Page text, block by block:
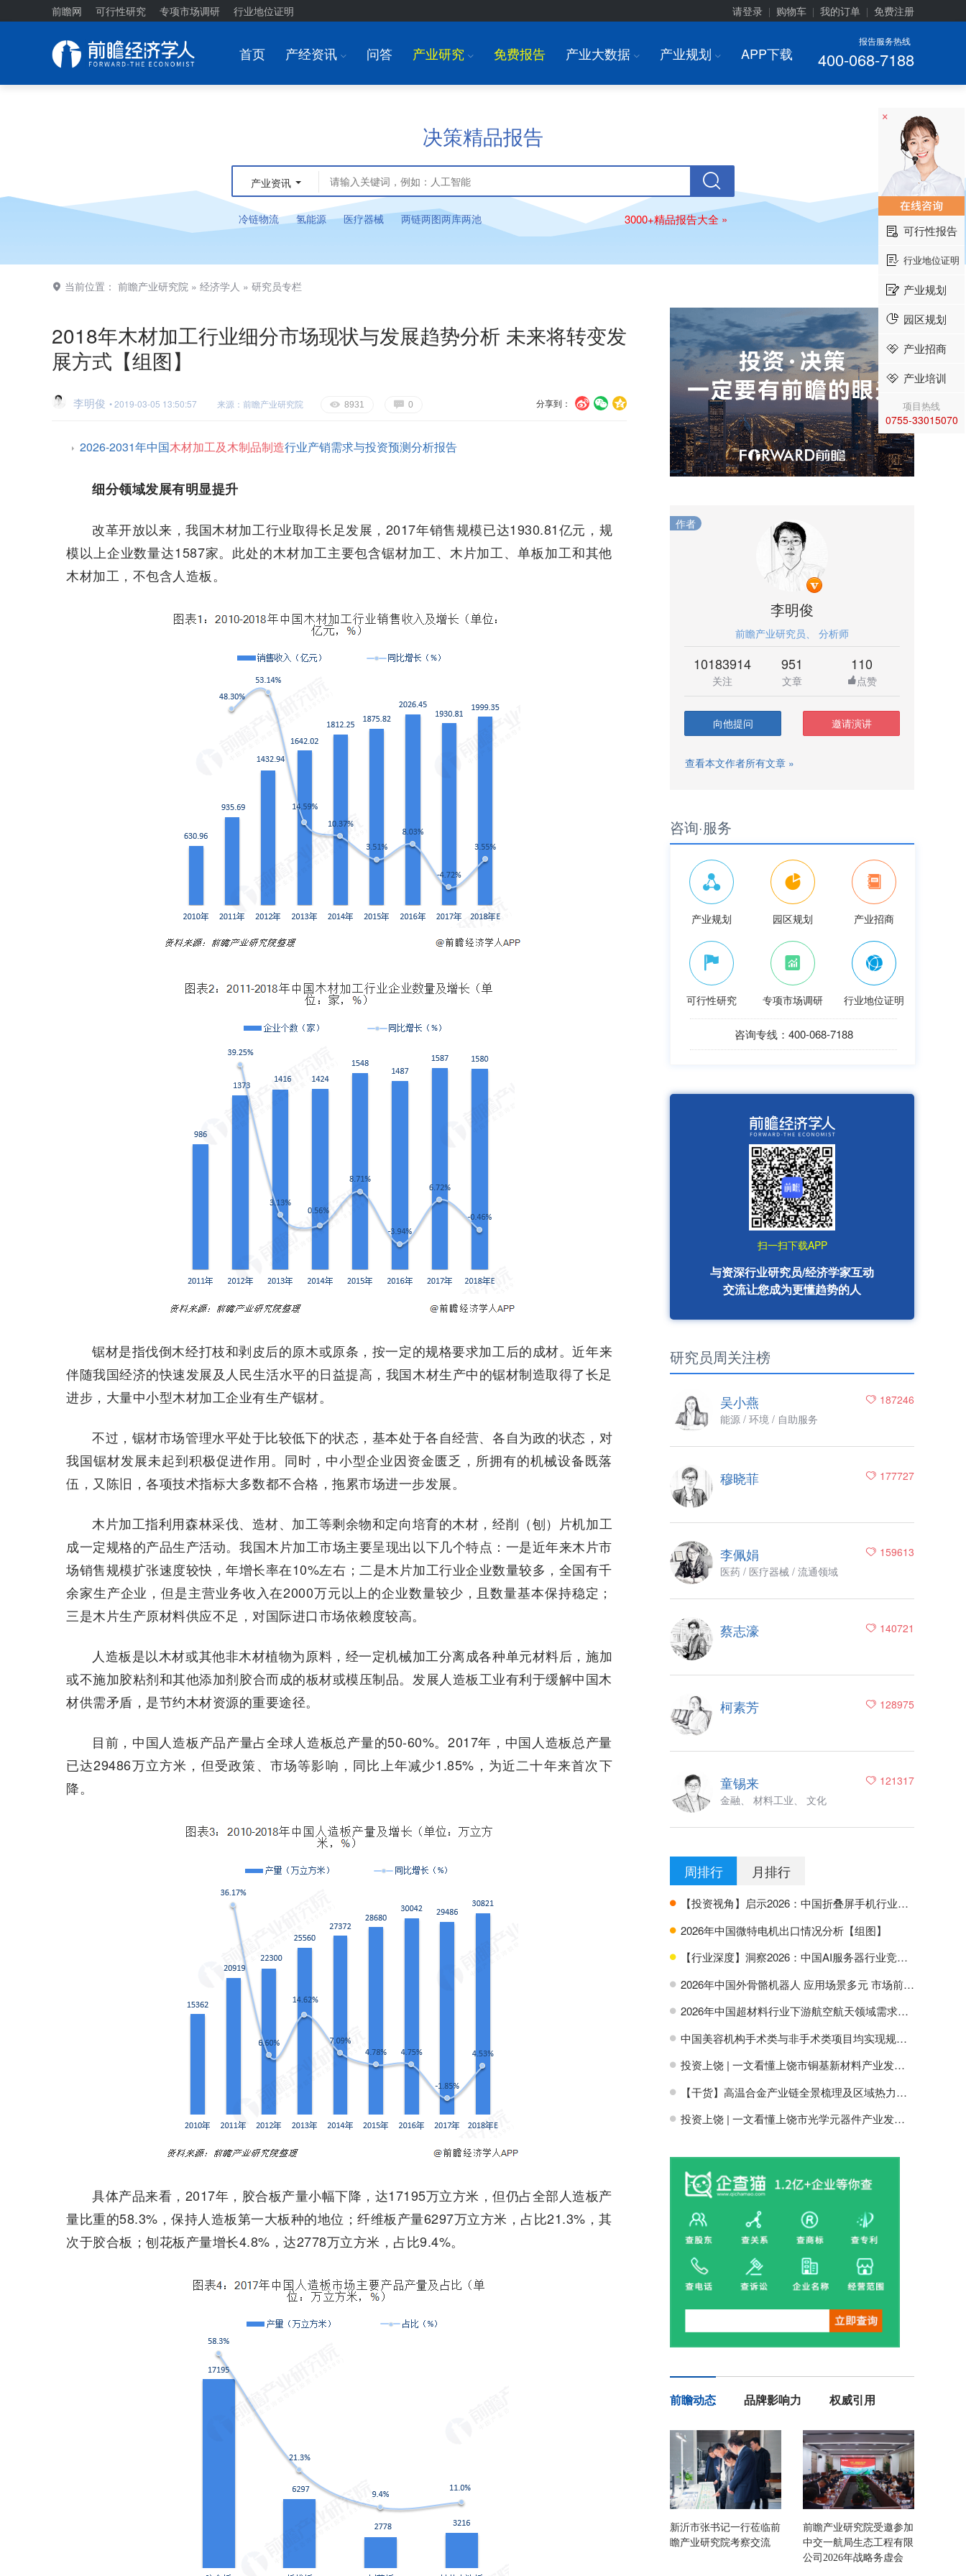
前瞻网 可行性研究 专项市场调研 行业地位证明 请登录 购物车 我的订单 免费注册
报告服务热线
400-068-7188
首页 产经资讯 I 问答 产业研究 I 免费报告 产业大数据 I 产业规划 I APP下载
决策精品报告
产业资讯
冷链物流 氢能源 医疗器械 两链两图两库两池 3000+精品报告大全 »
当前位置： 前瞻产业研究院 » 经济学人 » 研究员专栏
2018年木材加工行业细分市场现状与发展趋势分析 未来将转变发
展方式【组图】
U V c
分享到：
李明俊 • 2019-03-05 13:50:57 来源：前瞻产业研究院 E 8931 G 0
2026-2031年中国木材加工及木制品制造行业产销需求与投资预测分析报告
细分领域发展有明显提升
改革开放以来，我国木材加工行业取得长足发展，2017年销售规模已达1930.81亿元，规
模以上企业数量达1587家。此处的木材加工主要包含锯材加工、木片加工、单板加工和其他
木材加工，不包含人造板。
锯材是指伐倒木经打枝和剥皮后的原木或原条，按一定的规格要求加工后的成材。近年来
伴随我国经济的快速发展及人民生活水平的日益提高，我国木材生产中的锯材制造取得了长足
进步，大量中小型木材加工企业有生产锯材。
不过，锯材市场管理水平处于比较低下的状态，基本处于各自经营、各自为政的状态，对
我国锯材发展未起到积极促进作用。同时，中小型企业因资金匮乏，所拥有的机械设备既落
伍，又陈旧，各项技术指标大多数都不合格，拖累市场进一步发展。
木片加工指利用森林采伐、造材、加工等剩余物和定向培育的木材，经削（刨）片机加工
成一定规格的产品生产活动。我国木片加工市场主要呈现出以下几个特点：一是近年来木片市
场销售规模扩张速度较快，年增长率在10%左右；二是木片加工行业企业数量较多，全国有千
余家生产企业，但是主营业务收入在2000万元以上的企业数量较少，且数量基本保持稳定；
三是木片生产原材料供应不足，对国际进口市场依赖度较高。
人造板是以木材或其他非木材植物为原料，经一定机械加工分离成各种单元材料后，施加
或不施加胶粘剂和其他添加剂胶合而成的板材或模压制品。发展人造板工业有利于缓解中国木
材供需矛盾，是节约木材资源的重要途径。
目前，中国人造板产品产量占全球人造板总产量的50-60%。2017年，中国人造板总产量
已达29486万立方米，但受政策、市场等影响，同比上年减少1.85%，为近二十年来首次下
降。
具体产品来看，2017年，胶合板产量小幅下降，达17195万立方米，但仍占全部人造板产
量比重的58.3%，保持人造板第一大板种的地位；纤维板产量6297万立方米，占比21.3%，其
次于胶合板；刨花板产量增长4.8%，达2778万立方米，占比9.4%。
作者
李明俊
前瞻产业研究员、 分析师
10183914
关注
951
文章
110
点赞
向他提问 邀请演讲
查看本文作者所有文章 »
咨询·服务
产业规划 园区规划 产业招商
可行性研究 专项市场调研 行业地位证明
咨询专线：400-068-7188
扫一扫下载APP
与资深行业研究员/经济学家互动
交流让您成为更懂趋势的人
研究员周关注榜
187246
吴小燕
能源 / 环境 / 自助服务
177727
穆晓菲
159613
李佩娟
医药 / 医疗器械 / 流通领域
140721
蔡志濠
128975
柯素芳
121317
童锡来
金融、 材料工业、 文化
周排行 月排行
H 【投资视角】启示2026：中国折叠屏手机行业投融资及兼并重组分析
H 2026年中国微特电机出口情况分析【组图】
H 【行业深度】洞察2026：中国AI服务器行业竞争格局及市场份额
H 2026年中国外骨骼机器人 应用场景多元 市场前景广阔【组图】
H 2026年中国超材料行业下游航空航天领域需求分析【组图】
H 中国美容机构手术类与非手术类项目均实现规模增长【组图】
H 投资上饶 | 一文看懂上饶市铜基新材料产业发展现状与投资机会前瞻
H 【干货】高温合金产业链全景梳理及区域热力地图
H 投资上饶 | 一文看懂上饶市光学元器件产业发展现状与投资机会前瞻
前瞻动态 品牌影响力 权威引用
新沂市张书记一行莅临前
瞻产业研究院考察交流
前瞻产业研究院受邀参加
中交一航局生态工程有限
公司2026年战略务虚会
×
可行性报告
行业地位证明
产业规划
园区规划
产业招商
产业培训
项目热线
0755-33015070